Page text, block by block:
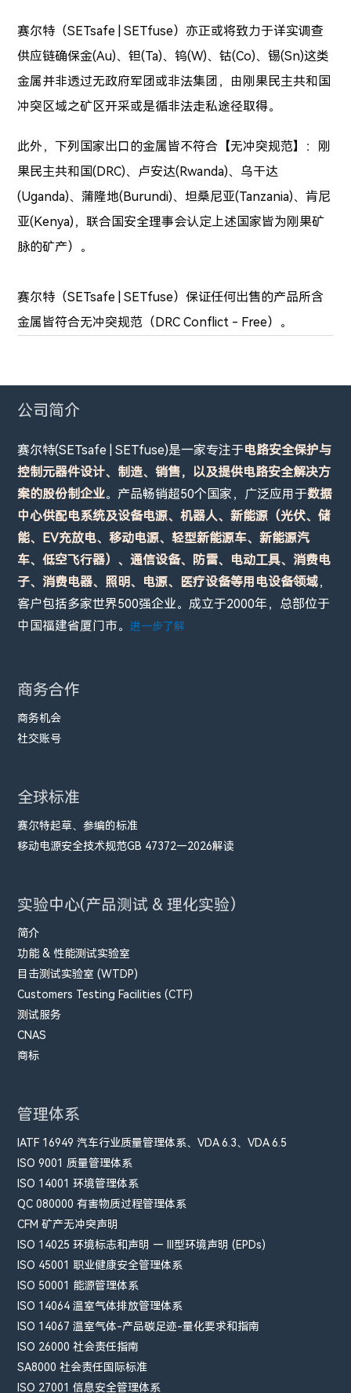
赛尔特（SETsafe | SETfuse）亦正或将致力于详实调查
供应链确保金(Au)、钽(Ta)、钨(W)、钴(Co)、锡(Sn)这类
金属并非透过无政府军团或非法集团，由刚果民主共和国
冲突区域之矿区开采或是循非法走私途径取得。
此外，下列国家出口的金属皆不符合【无冲突规范】：刚
果民主共和国(DRC)、卢安达(Rwanda)、乌干达
(Uganda)、蒲隆地(Burundi)、坦桑尼亚(Tanzania)、肯尼
亚(Kenya)，联合国安全理事会认定上述国家皆为刚果矿
脉的矿产）。
赛尔特（SETsafe | SETfuse）保证任何出售的产品所含
金属皆符合无冲突规范（DRC Conflict - Free）。
公司简介
赛尔特(SETsafe | SETfuse)是一家专注于电路安全保护与
控制元器件设计、制造、销售，以及提供电路安全解决方
案的股份制企业。产品畅销超50个国家，广泛应用于数据
中心供配电系统及设备电源、机器人、新能源（光伏、储
能、EV充放电、移动电源、轻型新能源车、新能源汽
车、低空飞行器）、通信设备、防雷、电动工具、消费电
子、消费电器、照明、电源、医疗设备等用电设备领域，
客户包括多家世界500强企业。成立于2000年，总部位于
中国福建省厦门市。进一步了解
商务合作
商务机会
社交账号
全球标准
赛尔特起草、参编的标准
移动电源安全技术规范GB 47372—2026解读
实验中心(产品测试 & 理化实验）
简介
功能 & 性能测试实验室
目击测试实验室 (WTDP)
Customers Testing Facilities (CTF)
测试服务
CNAS
商标
管理体系
IATF 16949 汽车行业质量管理体系、VDA 6.3、VDA 6.5
ISO 9001 质量管理体系
ISO 14001 环境管理体系
QC 080000 有害物质过程管理体系
CFM​ 矿产无冲突声明
ISO 14025 环境标志和声明 — III型环境声明 (EPDs)
ISO 45001 职业健康安全管理体系
ISO 50001 能源管理体系
ISO 14064 温室气体排放管理体系
ISO 14067 温室气体-产品碳足迹-量化要求和指南
ISO 26000 社会责任指南
SA8000 社会责任国际标准
ISO 27001 信息安全管理体系